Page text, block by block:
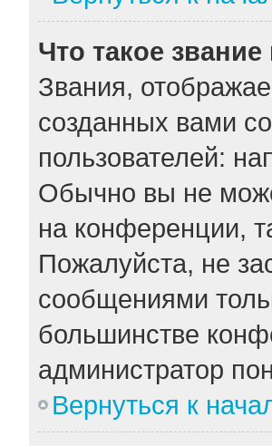
Что такое
Звания,
созданных вами
пользователей:
Обычно вы не
на конференции,
Пожалуйста, не
сообщениями
большинстве
администратор
Вернуться к